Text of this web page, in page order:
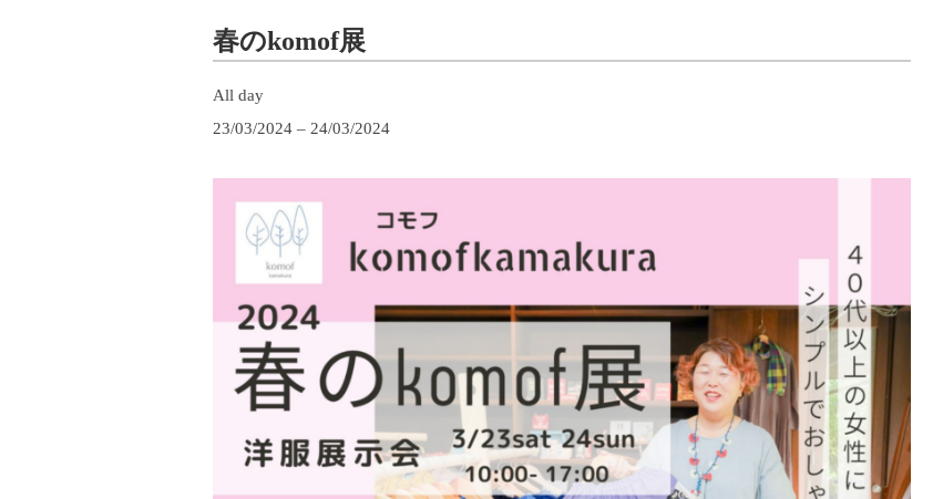
春のkomof展
o
All day
23/03/2024 – 24/03/2024